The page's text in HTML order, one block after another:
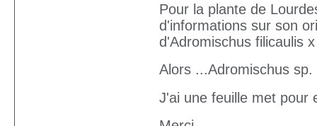
Pour la plante de
d'informations sur son
d'Adromischus filicaulis
Alors ...Adromischus sp.
J'ai une feuille met pour